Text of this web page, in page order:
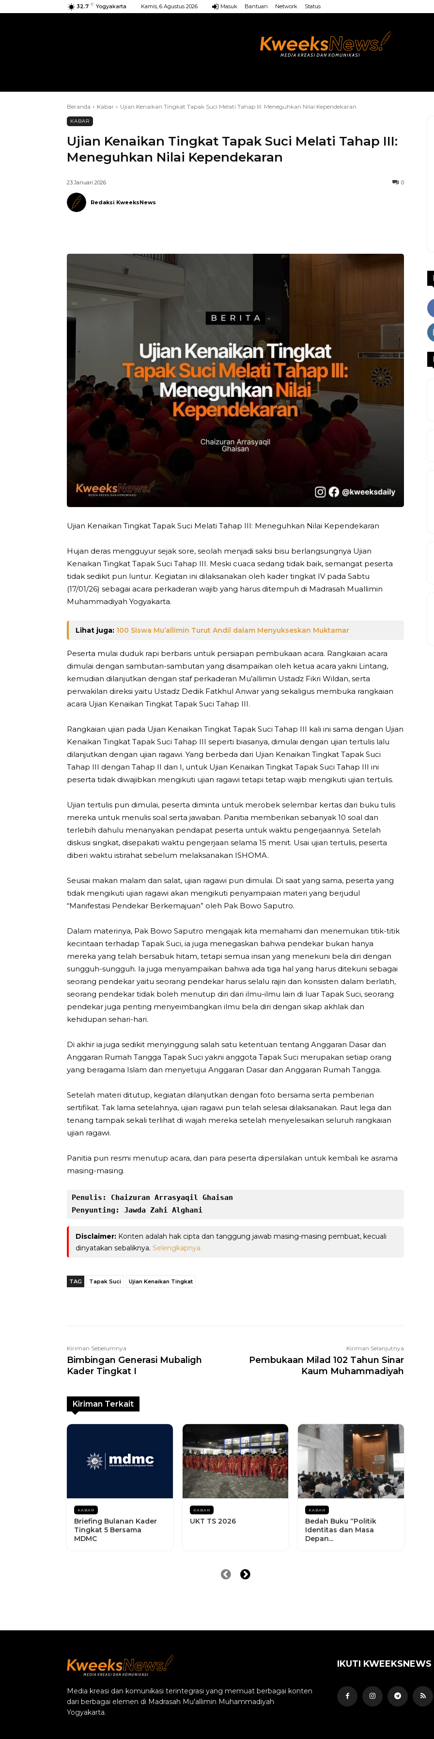
32.7 C Yogyakarta Kamis, 6 Agustus 2026 Masuk Bantuan Network Status
Beranda Kabar Ujian Kenaikan Tingkat Tapak Suci Melati Tahap III: Meneguhkan Nilai Kependekaran
KABAR
Ujian Kenaikan Tingkat Tapak Suci Melati Tahap III:
Meneguhkan Nilai Kependekaran
0
23 Januari 2026
Redaksi KweeksNews
Ujian Kenaikan Tingkat Tapak Suci Melati Tahap III: Meneguhkan Nilai Kependekaran
Hujan deras mengguyur sejak sore, seolah menjadi saksi bisu berlangsungnya Ujian
Kenaikan Tingkat Tapak Suci Tahap III. Meski cuaca sedang tidak baik, semangat peserta
tidak sedikit pun luntur. Kegiatan ini dilaksanakan oleh kader tingkat IV pada Sabtu
(17/01/26) sebagai acara perkaderan wajib yang harus ditempuh di Madrasah Muallimin
Muhammadiyah Yogyakarta.
Lihat juga: 100 Siswa Mu’allimin Turut Andil dalam Menyukseskan Muktamar
Peserta mulai duduk rapi berbaris untuk persiapan pembukaan acara. Rangkaian acara
dimulai dengan sambutan-sambutan yang disampaikan oleh ketua acara yakni Lintang,
kemudian dilanjutkan dengan staf perkaderan Mu’allimin Ustadz Fikri Wildan, serta
perwakilan direksi yaitu Ustadz Dedik Fatkhul Anwar yang sekaligus membuka rangkaian
acara Ujian Kenaikan Tingkat Tapak Suci Tahap III.
Rangkaian ujian pada Ujian Kenaikan Tingkat Tapak Suci Tahap III kali ini sama dengan Ujian
Kenaikan Tingkat Tapak Suci Tahap III seperti biasanya, dimulai dengan ujian tertulis lalu
dilanjutkan dengan ujian ragawi. Yang berbeda dari Ujian Kenaikan Tingkat Tapak Suci
Tahap III dengan Tahap II dan I, untuk Ujian Kenaikan Tingkat Tapak Suci Tahap III ini
peserta tidak diwajibkan mengikuti ujian ragawi tetapi tetap wajib mengikuti ujian tertulis.
Ujian tertulis pun dimulai, peserta diminta untuk merobek selembar kertas dari buku tulis
mereka untuk menulis soal serta jawaban. Panitia memberikan sebanyak 10 soal dan
terlebih dahulu menanyakan pendapat peserta untuk waktu pengerjaannya. Setelah
diskusi singkat, disepakati waktu pengerjaan selama 15 menit. Usai ujian tertulis, peserta
diberi waktu istirahat sebelum melaksanakan ISHOMA.
Seusai makan malam dan salat, ujian ragawi pun dimulai. Di saat yang sama, peserta yang
tidak mengikuti ujian ragawi akan mengikuti penyampaian materi yang berjudul
“Manifestasi Pendekar Berkemajuan” oleh Pak Bowo Saputro.
Dalam materinya, Pak Bowo Saputro mengajak kita memahami dan menemukan titik-titik
kecintaan terhadap Tapak Suci, ia juga menegaskan bahwa pendekar bukan hanya
mereka yang telah bersabuk hitam, tetapi semua insan yang menekuni bela diri dengan
sungguh-sungguh. Ia juga menyampaikan bahwa ada tiga hal yang harus ditekuni sebagai
seorang pendekar yaitu seorang pendekar harus selalu rajin dan konsisten dalam berlatih,
seorang pendekar tidak boleh menutup diri dari ilmu-ilmu lain di luar Tapak Suci, seorang
pendekar juga penting menyeimbangkan ilmu bela diri dengan sikap akhlak dan
kehidupan sehari-hari.
Di akhir ia juga sedikit menyinggung salah satu ketentuan tentang Anggaran Dasar dan
Anggaran Rumah Tangga Tapak Suci yakni anggota Tapak Suci merupakan setiap orang
yang beragama Islam dan menyetujui Anggaran Dasar dan Anggaran Rumah Tangga.
Setelah materi ditutup, kegiatan dilanjutkan dengan foto bersama serta pemberian
sertifikat. Tak lama setelahnya, ujian ragawi pun telah selesai dilaksanakan. Raut lega dan
tenang tampak sekali terlihat di wajah mereka setelah menyelesaikan seluruh rangkaian
ujian ragawi.
Panitia pun resmi menutup acara, dan para peserta dipersilakan untuk kembali ke asrama
masing-masing.
Penulis: Chaizuran Arrasyaqil Ghaisan
Penyunting: Jawda Zahi Alghani
Disclaimer: Konten adalah hak cipta dan tanggung jawab masing-masing pembuat, kecuali
dinyatakan sebaliknya. Selengkapnya
TAG Tapak Suci Ujian Kenaikan Tingkat
Kiriman Sebelumnya
Bimbingan Generasi Mubaligh
Kader Tingkat I
Kiriman Selanjutnya
Pembukaan Milad 102 Tahun Sinar
Kaum Muhammadiyah
Kiriman Terkait
KABAR
Briefing Bulanan Kader
Tingkat 5 Bersama
MDMC
KABAR
UKT TS 2026
KABAR
Bedah Buku “Politik
Identitas dan Masa
Depan...
Media kreasi dan komunikasi terintegrasi yang memuat berbagai konten
dari berbagai elemen di Madrasah Mu'allimin Muhammadiyah
Yogyakarta.
IKUTI KWEEKSNEWS